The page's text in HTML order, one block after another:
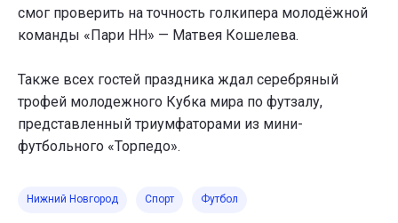
смог проверить на точность голкипера молодёжной
команды «Пари НН» — Матвея Кошелева.
Также всех гостей праздника ждал серебряный
трофей молодежного Кубка мира по футзалу,
представленный триумфаторами из мини-
футбольного «Торпедо».
Нижний Новгород Спорт Футбол